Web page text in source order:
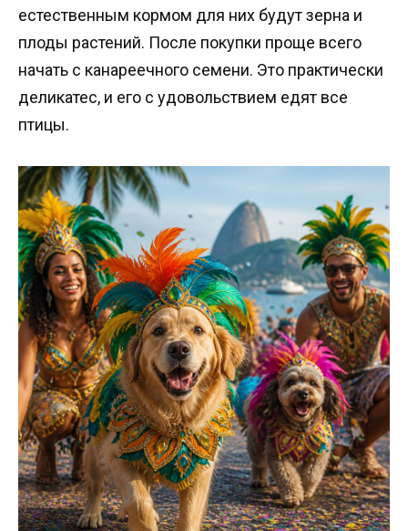
естественным кормом для них будут зерна и
плоды растений. После покупки проще всего
начать с канареечного семени. Это практически
деликатес, и его с удовольствием едят все
птицы.